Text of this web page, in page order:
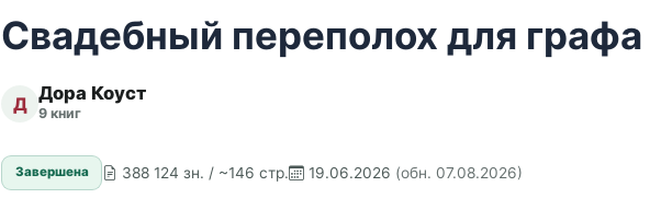
Свадебный переполох для
Д Дора Коуст
9 книг
Завершена 388 124 зн. / ~146 стр. 19.06.2026 (обн. 07.08.2026)